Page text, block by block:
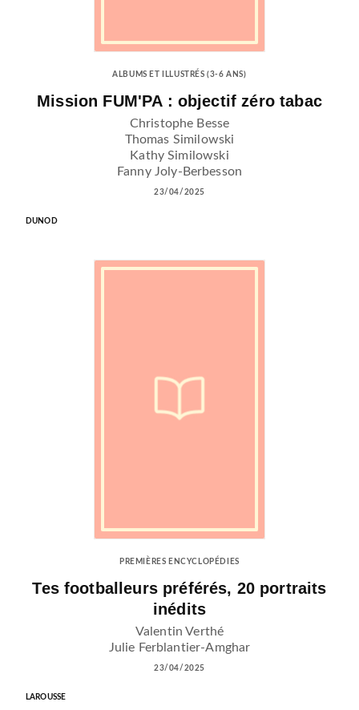
ALBUMS ET ILLUSTRÉS (3-6 ANS)
Mission FUM'PA : objectif zéro tabac
Christophe Besse
Thomas Similowski
Kathy Similowski
Fanny Joly-Berbesson
23/04/2025
DUNOD
PREMIÈRES ENCYCLOPÉDIES
Tes footballeurs préférés, 20 portraits
inédits
Valentin Verthé
Julie Ferblantier-Amghar
23/04/2025
LAROUSSE